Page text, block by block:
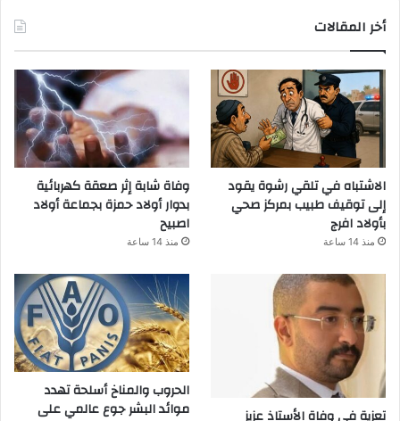
أخر المقالات
الاشتباه في تلقي رشوة يقود
إلى توقيف طبيب بمركز صحي
بأولاد افرج
منذ 14 ساعة
وفاة شابة إثر صعقة كهربائية
بدوار أولاد حمزة بجماعة أولاد
اصبيح
منذ 14 ساعة
تعزية في وفاة الأستاذ عزيز
الحروب والمناخ أسلحة تهدد
موائد البشر جوع عالمي على